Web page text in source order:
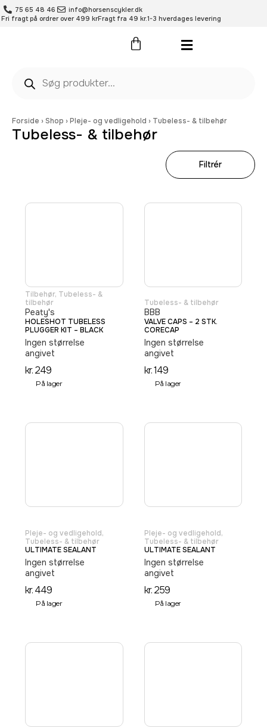
75 65 48 46
info@horsenscykler.dk
Fri fragt på ordrer over 499 krFragt fra 49 kr.1-3 hverdages levering
Forside ›Shop ›Pleje- og vedligehold › Tubeless- & tilbehør
Tubeless- & tilbehør
Filtrér
Tilbehør, Tubeless- &
tilbehør
Peaty's
HOLESHOT TUBELESS
PLUGGER KIT – BLACK
Ingen størrelse
angivet
kr.249
På lager
Tubeless- & tilbehør
BBB
VALVE CAPS – 2 STK.
CORECAP
Ingen størrelse
angivet
kr.149
På lager
Pleje- og vedligehold,
Tubeless- & tilbehør
ULTIMATE SEALANT
Ingen størrelse
angivet
kr.449
På lager
Pleje- og vedligehold,
Tubeless- & tilbehør
ULTIMATE SEALANT
Ingen størrelse
angivet
kr.259
På lager